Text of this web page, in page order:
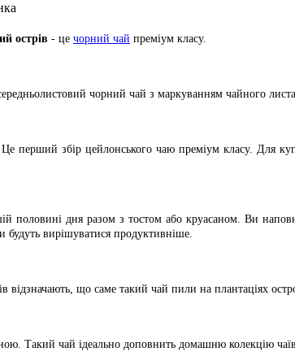
острів - це чорний чай преміум класу.
чорний чай з маркуванням чайного
перший збір цейлонського чаю преміум класу. Для
дня разом з тостом або круасаном. Ви
вирішуватися продуктивніше.
відзначають, що саме такий чай пили на плантаціях
Такий чай ідеально доповнить домашню колекцію